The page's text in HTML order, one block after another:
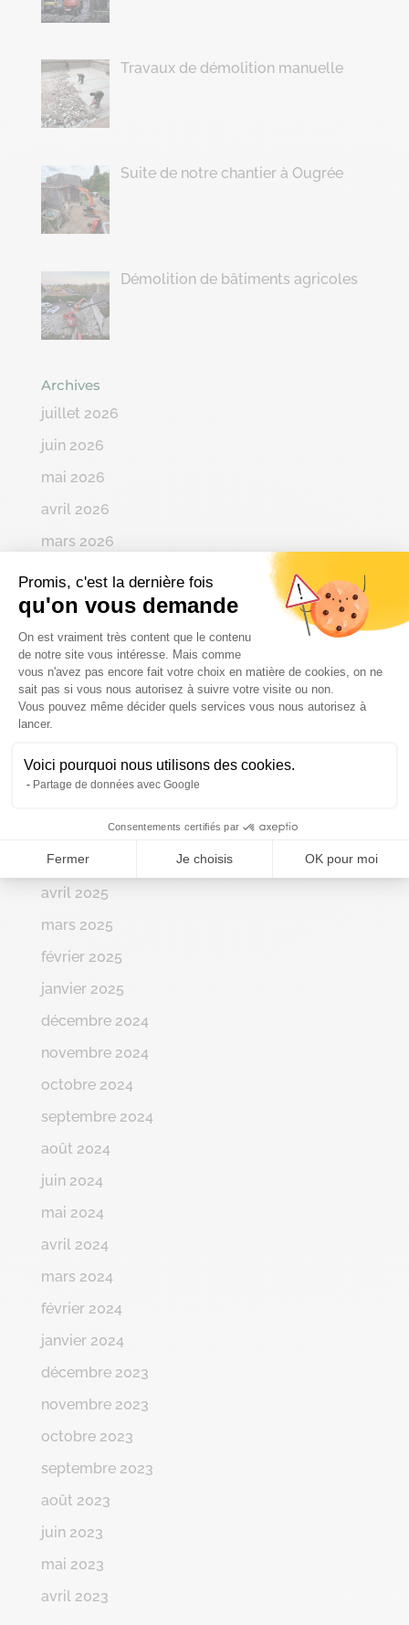
Promis, c'est la dernière fois
qu'on vous demande
Plateforme de Gestion du
On est vraiment très content que le contenu
de notre site vous intéresse. Mais comme
vous n'avez pas encore fait votre choix en matière de cookies, on ne
sait pas si vous nous autorisez à suivre votre visite ou non.
Vous pouvez même décider quels services vous nous autorisez à
lancer.
Voici pourquoi nous utilisons des cookies.
Partage de données avec Google
Consentements certifiés par
Fermer Je choisis OK pour moi
Axeptio consent
Travaux de démolition manuelle
Suite de notre chantier à Ougrée
Démolition de bâtiments agricoles
Archives
juillet 2026
juin 2026
mai 2026
avril 2026
mars 2026
février 2026
janvier 2026
décembre 2025
novembre 2025
octobre 2025
septembre 2025
août 2025
mai 2025
avril 2025
mars 2025
février 2025
janvier 2025
décembre 2024
novembre 2024
octobre 2024
septembre 2024
août 2024
juin 2024
mai 2024
avril 2024
mars 2024
février 2024
janvier 2024
décembre 2023
novembre 2023
octobre 2023
septembre 2023
août 2023
juin 2023
mai 2023
avril 2023